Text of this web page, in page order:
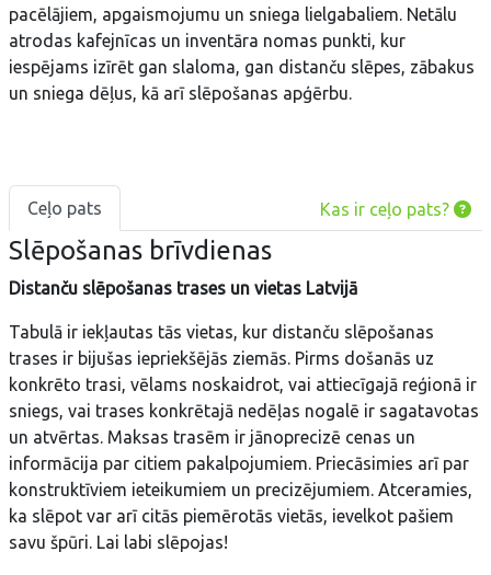
pacēlājiem, apgaismojumu un sniega lielgabaliem. Netālu
atrodas kafejnīcas un inventāra nomas punkti, kur
iespējams izīrēt gan slaloma, gan distanču slēpes, zābakus
un sniega dēļus, kā arī slēpošanas apģērbu.
Ceļo pats Kas ir ceļo pats?
Slēpošanas brīvdienas
Distanču slēpošanas trases un vietas Latvijā
Tabulā ir iekļautas tās vietas, kur distanču slēpošanas
trases ir bijušas iepriekšējās ziemās. Pirms došanās uz
konkrēto trasi, vēlams noskaidrot, vai attiecīgajā reģionā ir
sniegs, vai trases konkrētajā nedēļas nogalē ir sagatavotas
un atvērtas. Maksas trasēm ir jānoprecizē cenas un
informācija par citiem pakalpojumiem. Priecāsimies arī par
konstruktīviem ieteikumiem un precizējumiem. Atceramies,
ka slēpot var arī citās piemērotās vietās, ievelkot pašiem
savu špūri. Lai labi slēpojas!